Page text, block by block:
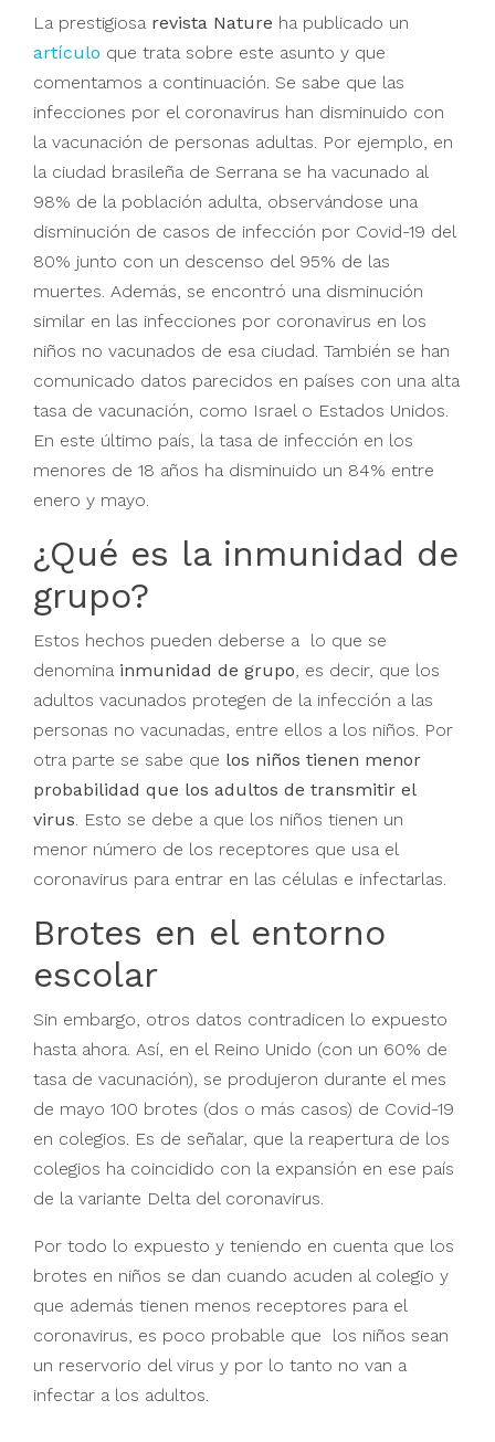
La prestigiosa revista Nature ha publicado un
artículo que trata sobre este asunto y que
comentamos a continuación. Se sabe que las
infecciones por el coronavirus han disminuido con
la vacunación de personas adultas. Por ejemplo, en
la ciudad brasileña de Serrana se ha vacunado al
98% de la población adulta, observándose una
disminución de casos de infección por Covid-19 del
80% junto con un descenso del 95% de las
muertes. Además, se encontró una disminución
similar en las infecciones por coronavirus en los
niños no vacunados de esa ciudad. También se han
comunicado datos parecidos en países con una alta
tasa de vacunación, como Israel o Estados Unidos.
En este último país, la tasa de infección en los
menores de 18 años ha disminuido un 84% entre
enero y mayo.
¿Qué es la inmunidad de
grupo?
Estos hechos pueden deberse a lo que se
denomina inmunidad de grupo, es decir, que los
adultos vacunados protegen de la infección a las
personas no vacunadas, entre ellos a los niños. Por
otra parte se sabe que los niños tienen menor
probabilidad que los adultos de transmitir el
virus. Esto se debe a que los niños tienen un
menor número de los receptores que usa el
coronavirus para entrar en las células e infectarlas.
Brotes en el entorno
escolar
Sin embargo, otros datos contradicen lo expuesto
hasta ahora. Así, en el Reino Unido (con un 60% de
tasa de vacunación), se produjeron durante el mes
de mayo 100 brotes (dos o más casos) de Covid-19
en colegios. Es de señalar, que la reapertura de los
colegios ha coincidido con la expansión en ese país
de la variante Delta del coronavirus.
Por todo lo expuesto y teniendo en cuenta que los
brotes en niños se dan cuando acuden al colegio y
que además tienen menos receptores para el
coronavirus, es poco probable que los niños sean
un reservorio del virus y por lo tanto no van a
infectar a los adultos.